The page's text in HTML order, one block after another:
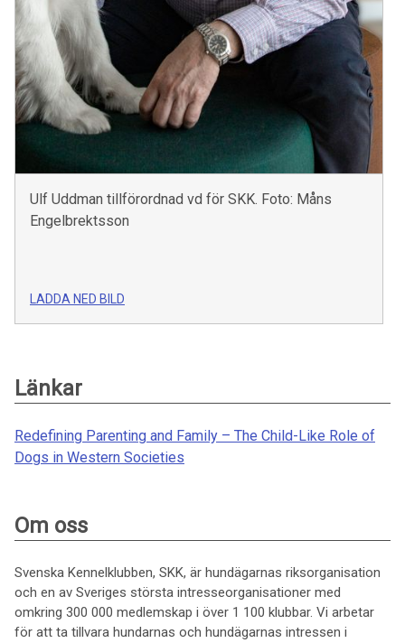
Ulf Uddman tillförordnad vd för SKK. Foto: Måns
Engelbrektsson
LADDA NED BILD
Länkar
Redefining Parenting and Family – The Child-Like Role of
Dogs in Western Societies
Om oss
Svenska Kennelklubben, SKK, är hundägarnas riksorganisation
och en av Sveriges största intresseorganisationer med
omkring 300 000 medlemskap i över 1 100 klubbar. Vi arbetar
för att ta tillvara hundarnas och hundägarnas intressen i